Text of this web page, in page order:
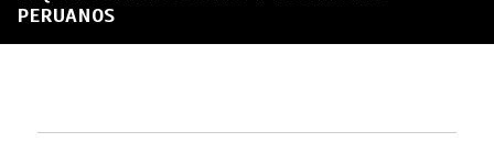
PERUANOS